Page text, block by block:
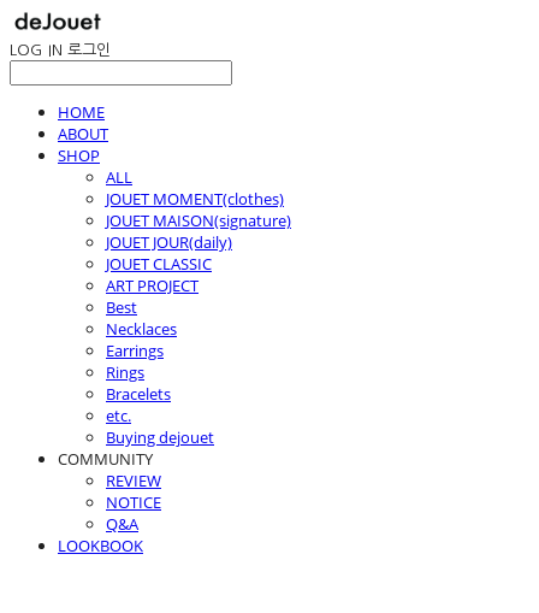
LOG IN 로그인
HOME
ABOUT
SHOP
ALL
JOUET MOMENT(clothes)
JOUET MAISON(signature)
JOUET JOUR(daily)
JOUET CLASSIC
ART PROJECT
Best
Necklaces
Earrings
Rings
Bracelets
etc.
Buying dejouet
COMMUNITY
REVIEW
NOTICE
Q&A
LOOKBOOK